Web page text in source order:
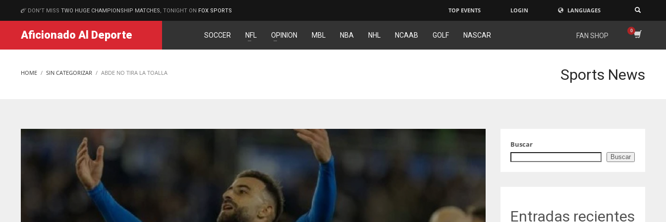
MATCHES
DON'T MISS TWO HUGE CHAMPIONSHIP MATCHES , TONIGHT ON FOX SPORTS TOP EVENTS LOGIN LANGUAGES
Aficionado Al Deporte SOCCER NFL OPINION MBL NBA NHL NCAAB GOLF NASCAR FAN SHOP
HOME SIN CATEGORIZAR ABDE NO TIRA LA TOALLA Sports News
Buscar
Buscar
Entradas recientes